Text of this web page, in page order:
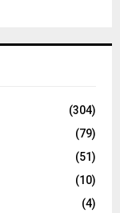
(304)
(79)
(51)
(10)
(4)